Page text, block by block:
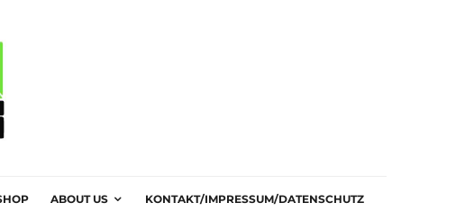
ABOUT US KONTAKT/IMPRESSUM/DATENSCHUTZ